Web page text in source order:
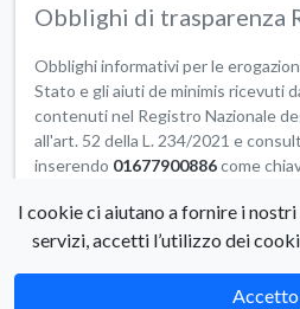
Prenota
Obblighi di trasparenza
Obblighi informativi per le
Stato e gli aiuti de minimis ricevuti
contenuti nel Registro Nazionale
all'art. 52 della L. 234/2021 e
inserendo 01677900886come
© 2026 - Scicli Albergo Diffuso
I cookie ci aiutano a fornire i
servizi, accetti l’utilizzo dei
Accetto